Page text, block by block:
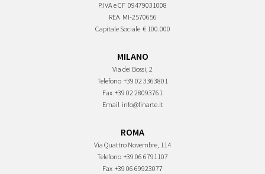
P.IVA e CF 09479031008
REA MI-2570656
Capitale Sociale € 100.000
MILANO
Via dei Bossi, 2
Telefono +39 02 3363801
Fax +39 02 28093761
Email info@finarte.it
ROMA
Via Quattro Novembre, 114
Telefono +39 06 6791107
Fax +39 06 69923077